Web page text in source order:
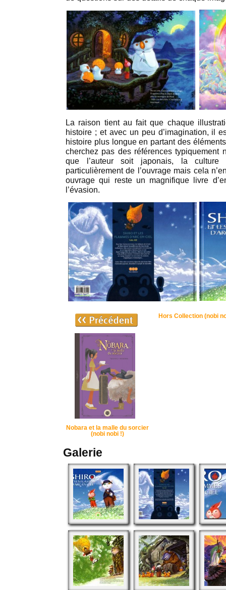
La raison tient au fait que chaque
histoire ; et avec un peu d’imagination, il
histoire plus longue en partant des
cherchez pas des références typiquement
que l’auteur soit japonais, la culture
particulièrement de l’ouvrage mais cela
ouvrage qui reste un magnifique livre
l’évasion.
Nobara et la malle du sorcier
(nobi nobi !)
Hors Collection (nobi
Galerie